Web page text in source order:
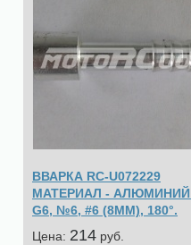
ВВАРКА RC-U072229
МАТЕРИАЛ - АЛЮМИНИЙ
G6, №6, #6 (8ММ), 180°.
Цена: 214 pуб.